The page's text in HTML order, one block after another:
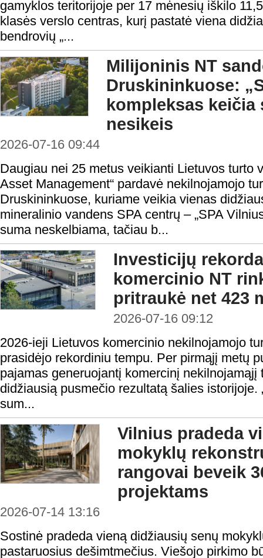
gamyklos teritorijoje per 17 mėnesių iškilo
klasės verslo centras, kurį pastatė viena
bendrovių „...
Milijoninis NT
Druskininkuose:
kompleksas keičia
nesikeis
2026-07-16 09:44
Daugiau nei 25 metus veikianti Lietuvos turto
Asset Management“ pardavė nekilnojamojo
Druskininkuose, kuriame veikia vienas
mineralinio vandens SPA centrų – „SPA
suma neskelbiama, tačiau b...
Investicijų
komercinio NT
pritraukė net 423
2026-07-16 09:12
2026-ieji Lietuvos komercinio nekilnojamojo
prasidėjo rekordiniu tempu. Per pirmąjį metų
pajamas generuojantį komercinį
didžiausią pusmečio rezultatą šalies istorijoje.
sum...
Vilnius pradeda
mokyklų
rangovai beveik
projektams
2026-07-14 13:16
Sostinė pradeda vieną didžiausių senų
pastaruosius dešimtmečius. Viešojo pirkimo